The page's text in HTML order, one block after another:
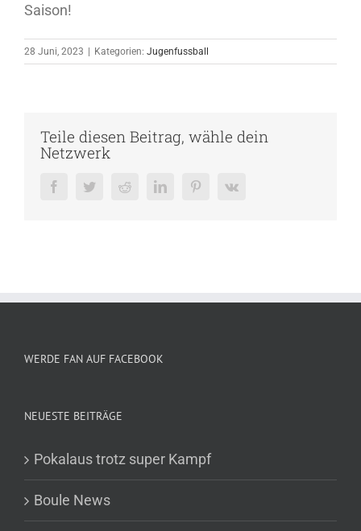
Saison!
28 Juni, 2023 | Kategorien: Jugenfussball
Teile diesen Beitrag, wähle dein
Netzwerk
FacebookTwitterRedditLinkedInPinterestVk
WERDE FAN AUF FACEBOOK
NEUESTE BEITRÄGE
Pokalaus trotz super Kampf
Boule News